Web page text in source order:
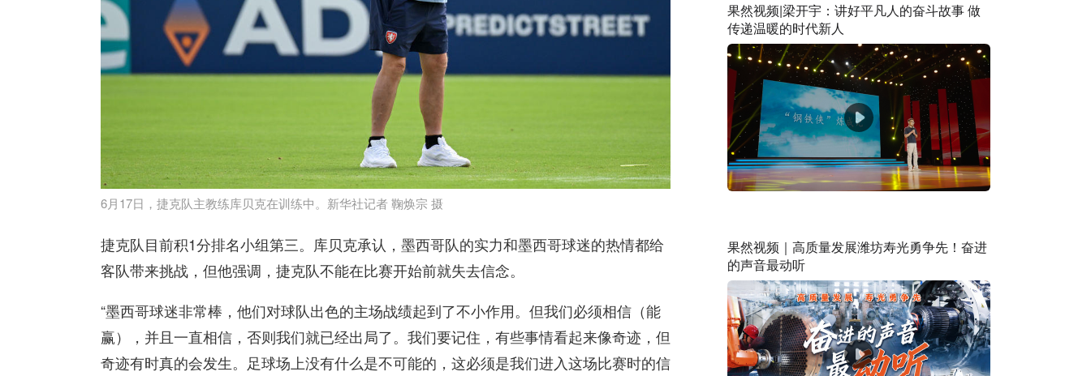
6月17日，捷克队主教练库贝克在训练中。新华社记者 鞠焕宗 摄
捷克队目前积1分排名小组第三。库贝克承认，墨西哥队的实力和墨西哥球迷的热情都给
客队带来挑战，但他强调，捷克队不能在比赛开始前就失去信念。
“墨西哥球迷非常棒，他们对球队出色的主场战绩起到了不小作用。但我们必须相信（能
赢），并且一直相信，否则我们就已经出局了。我们要记住，有些事情看起来像奇迹，但
奇迹有时真的会发生。足球场上没有什么是不可能的，这必须是我们进入这场比赛时的信
果然视频|梁开宇：讲好平凡人的奋斗故事 做
传递温暖的时代新人
果然视频｜高质量发展潍坊寿光勇争先！奋进
的声音最动听